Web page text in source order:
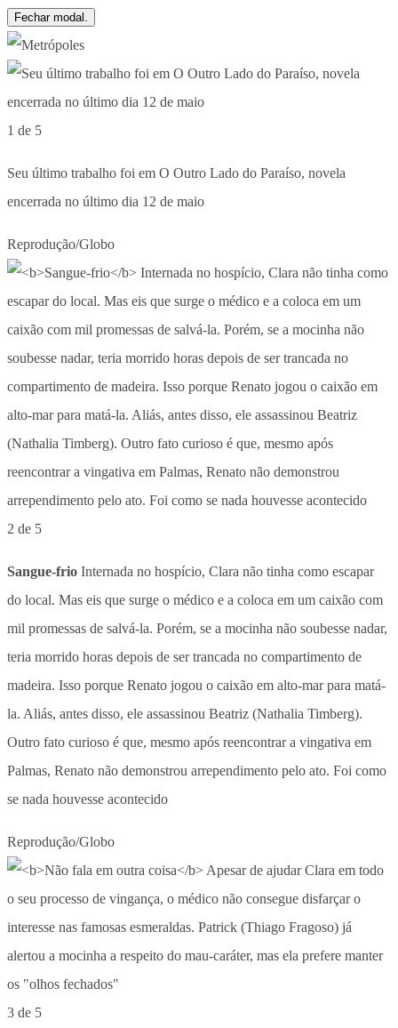
Fechar modal.
1 de 5
Seu último trabalho foi em O Outro Lado do Paraíso, novela
encerrada no último dia 12 de maio
Reprodução/Globo
2 de 5
Sangue-frio Internada no hospício, Clara não tinha como escapar
do local. Mas eis que surge o médico e a coloca em um caixão com
mil promessas de salvá-la. Porém, se a mocinha não soubesse nadar,
teria morrido horas depois de ser trancada no compartimento de
madeira. Isso porque Renato jogou o caixão em alto-mar para matá-
la. Aliás, antes disso, ele assassinou Beatriz (Nathalia Timberg).
Outro fato curioso é que, mesmo após reencontrar a vingativa em
Palmas, Renato não demonstrou arrependimento pelo ato. Foi como
se nada houvesse acontecido
Reprodução/Globo
3 de 5